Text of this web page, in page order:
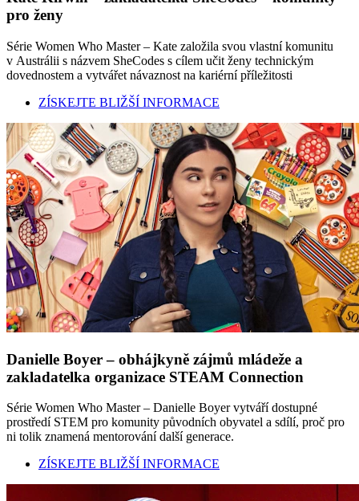
pro ženy
Série Women Who Master – Kate založila svou vlastní komunitu
v Austrálii s názvem SheCodes s cílem učit ženy technickým
dovednostem a vytvářet návaznost na kariérní příležitosti
ZÍSKEJTE BLIŽŠÍ INFORMACE
Danielle Boyer – obhájkyně zájmů mládeže a
zakladatelka organizace STEAM Connection
Série Women Who Master – Danielle Boyer vytváří dostupné
prostředí STEM pro komunity původních obyvatel a sdílí, proč pro
ni tolik znamená mentorování další generace.
ZÍSKEJTE BLIŽŠÍ INFORMACE